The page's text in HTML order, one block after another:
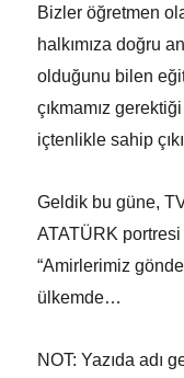
Bizler öğretmen
halkımıza doğru
olduğunu bilen
çıkmamız gerektiği
içtenlikle sahip
Geldik bu güne,
ATATÜRK portresi
“Amirlerimiz
ülkemde…
NOT: Yazıda adı